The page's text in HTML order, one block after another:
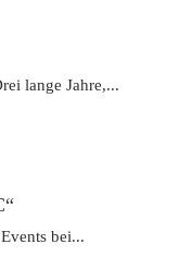
lange Jahre,...
bei...